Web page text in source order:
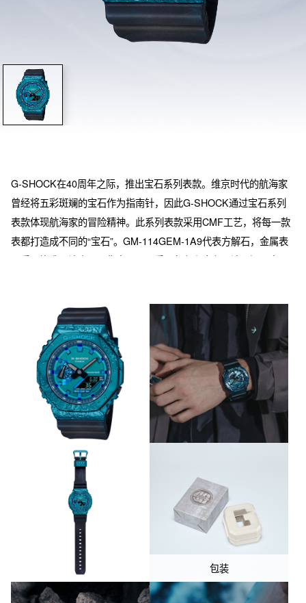
G-SHOCK在40周年之际，推出宝石系列表款。维京时代的航海家
曾经将五彩斑斓的宝石作为指南针，因此G-SHOCK通过宝石系列
表款体现航海家的冒险精神。此系列表款采用CMF工艺，将每一款
表都打造成不同的“宝石”。GM-114GEM-1A9代表方解石，金属表
圈采用锻造，让表面更像宝石，又采用灰色和金色IP涂层还原宝石
带为灰色透明树脂表带。GM-2140GEM-2A代表堇青石，金属表圈
采用锻造、蓝色IP涂层，树脂表带采用混色成型，来体现宝石的特
征。另外，此系列表款在金属游环和背刻上还会有G-SHOCK40周
年的特殊logo。
包装